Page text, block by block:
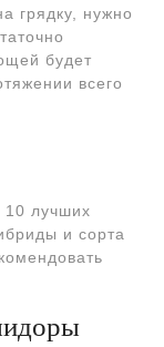
грядку, нужно
будет
всего
10 лучших
и сорта